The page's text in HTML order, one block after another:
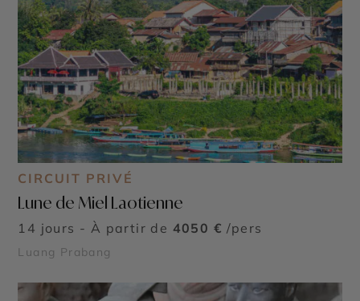
CIRCUIT PRIVÉ
Lune de Miel Laotienne
14 jours - À partir de 4050 € /pers
Luang Prabang